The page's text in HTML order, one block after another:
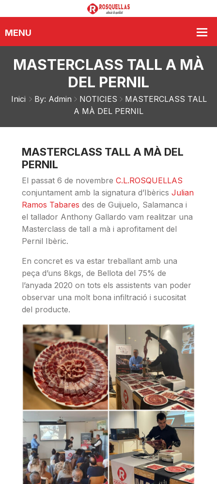
MASTERCLASS TALL A MÀ
DEL PERNIL
Inici By: Admin NOTICIES
MASTERCLASS TALL
A MÀ DEL PERNIL
MASTERCLASS TALL A MÀ DEL
PERNIL
El passat 6 de novembre C.L.ROSQUELLAS
conjuntament amb la signatura d’Ibèrics Julian
Ramos Tabares des de Guijuelo, Salamanca i
el tallador Anthony Gallardo vam realitzar una
Masterclass de tall a mà i aprofitament del
Pernil Ibèric.
En concret es va estar treballant amb una
peça d’uns 8kgs, de Bellota del 75% de
l’anyada 2020 on tots els assistents van poder
observar una molt bona infiltració i sucositat
del producte.